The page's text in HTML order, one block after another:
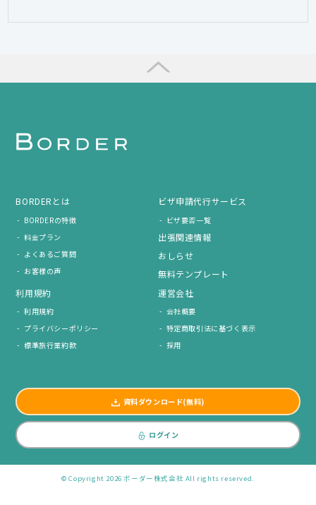
BORDERとは
BORDERの特徴
料金プラン
よくあるご質問
お客様の声
ビザ申請代行サービス
ビザ要否一覧
出張関連情報
おしらせ
無料テンプレート
利用規約
利用規約
プライバシーポリシー
標準旅行業約款
運営会社
会社概要
特定商取引法に基づく表示
採用
資料ダウンロード(無料)
ログイン
© Copyright 2026 ボーダー株式会社 All rights reserved.